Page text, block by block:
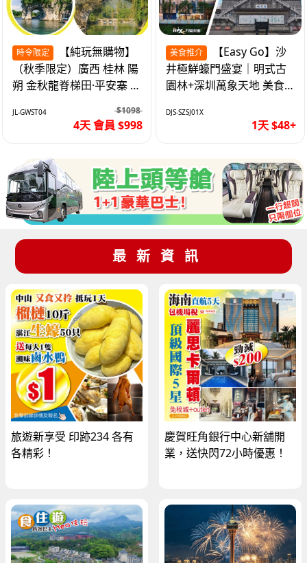
時令限定
（秋季限定）廣西 桂林 陽
朔 金秋龍脊梯田·平安寨 城
4天
JL-GWST04 $1098
4天 會員 $998
美食推介
井極鮮蠔門盛宴｜明式古
園林+深圳萬象天地 美食
DJS-SZSJ01X
1天 $48+
最新資訊
旅遊新享受 印跡234 各有
各精彩！
慶賀旺角銀行中心新舖開
業，送快閃72小時優惠！